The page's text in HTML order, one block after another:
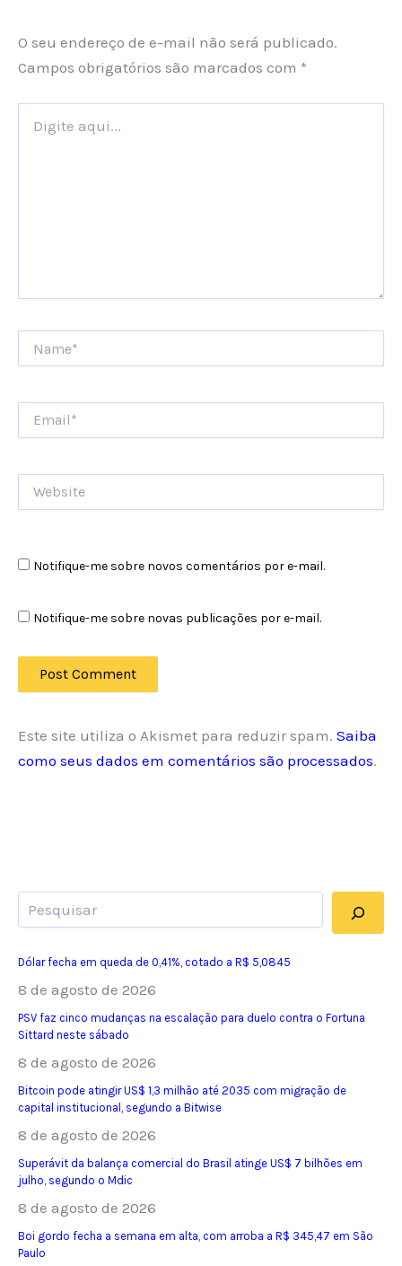
O seu endereço de e-mail não será publicado.
Campos obrigatórios são marcados com *
aqui...
Notifique-me sobre novos comentários por e-mail.
Notifique-me sobre novas publicações por e-mail.
Este site utiliza o Akismet para reduzir spam. Saiba
como seus dados em comentários são processados.
Dólar fecha em queda de 0,41%, cotado a R$ 5,0845
8 de agosto de 2026
PSV faz cinco mudanças na escalação para duelo contra o Fortuna
Sittard neste sábado
8 de agosto de 2026
Bitcoin pode atingir US$ 1,3 milhão até 2035 com migração de
capital institucional, segundo a Bitwise
8 de agosto de 2026
Superávit da balança comercial do Brasil atinge US$ 7 bilhões em
julho, segundo o Mdic
8 de agosto de 2026
Boi gordo fecha a semana em alta, com arroba a R$ 345,47 em São
Paulo